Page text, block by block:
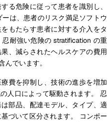
る危険に従って患者を識別し、
は、患者のリスク満足ソフトウ
もたらす患者に対する介入をタ
耐強い危険の stratification の重
、減らされたヘルスケアの費用
んでいます。
費を抑制し、技術の進歩を増加
人口によって駆動されます。 忍
部品、配達モデル、タイプ、適
づいて区分されます。 コンポー